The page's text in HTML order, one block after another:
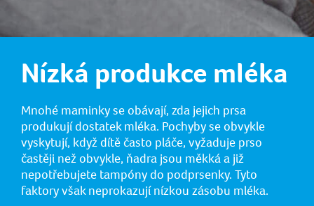
Nízká produkce mléka
Mnohé maminky se obávají, zda jejich prsa
produkují dostatek mléka. Pochyby se obvykle
vyskytují, když dítě často pláče, vyžaduje prso
častěji než obvykle, ňadra jsou měkká a již
nepotřebujete tampóny do podprsenky. Tyto
faktory však neprokazují nízkou zásobu mléka.